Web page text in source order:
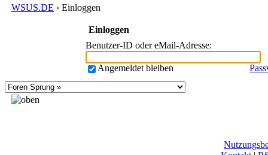
WSUS.DE › Einloggen
Einloggen
Benutzer-ID oder eMail-Adresse:
Angemeldet bleiben